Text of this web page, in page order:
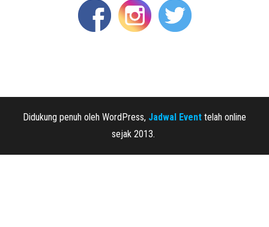
Didukung penuh oleh WordPress, Jadwal Event telah online
sejak 2013.